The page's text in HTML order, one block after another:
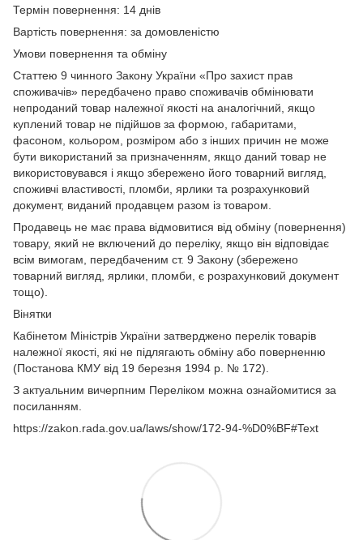
Термін повернення: 14 днів
Вартість повернення: за домовленістю
Умови повернення та обміну
Статтею 9 чинного Закону України «Про захист прав
споживачів» передбачено право споживачів обмінювати
непроданий товар належної якості на аналогічний, якщо
куплений товар не підійшов за формою, габаритами,
фасоном, кольором, розміром або з інших причин не може
бути використаний за призначенням, якщо даний товар не
використовувався і якщо збережено його товарний вигляд,
споживчі властивості, пломби, ярлики та розрахунковий
документ, виданий продавцем разом із товаром.
Продавець не має права відмовитися від обміну (повернення)
товару, який не включений до переліку, якщо він відповідає
всім вимогам, передбаченим ст. 9 Закону (збережено
товарний вигляд, ярлики, пломби, є розрахунковий документ
тощо).
Вінятки
Кабінетом Міністрів України затверджено перелік товарів
належної якості, які не підлягають обміну або поверненню
(Постанова КМУ від 19 березня 1994 р. № 172).
З актуальним вичерпним Переліком можна ознайомитися за
посиланням.
https://zakon.rada.gov.ua/laws/show/172-94-%D0%BF#Text